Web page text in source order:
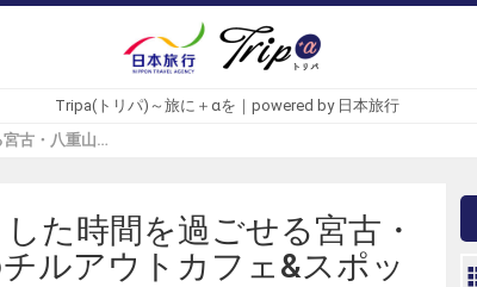
Tripa(トリパ)～旅に＋αを｜powered by 日本旅行
まったりした時間を過ごせる宮古・八重山のチルアウトカフェ&スポット - Tripa(トリパ)
た時間を過ごせる宮古・
ルアウトカフェ&スポッ